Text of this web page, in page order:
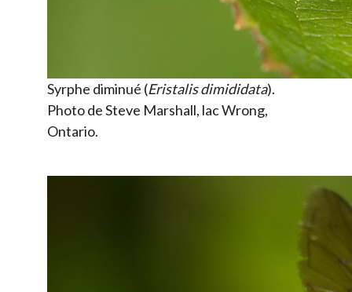
Syrphe diminué (Eristalis dimididata).
Photo de Steve Marshall, lac Wrong,
Ontario.